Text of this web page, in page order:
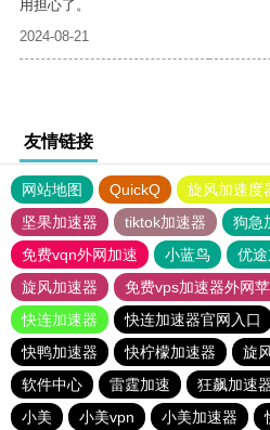
用担心了。
2024-08-21
友情链接
网站地图 QuickQ 旋风加速度
坚果加速器
tiktok加速器
狗急
免费vqn外网加速
小蓝鸟 优
旋风加速器
免费vps加速器外网
快连加速器
快连加速器官网入口
快鸭加速器
快柠檬加速器 旋
软件中心
雷霆加速 狂飙加速
小美
小美vpn 小美加速器